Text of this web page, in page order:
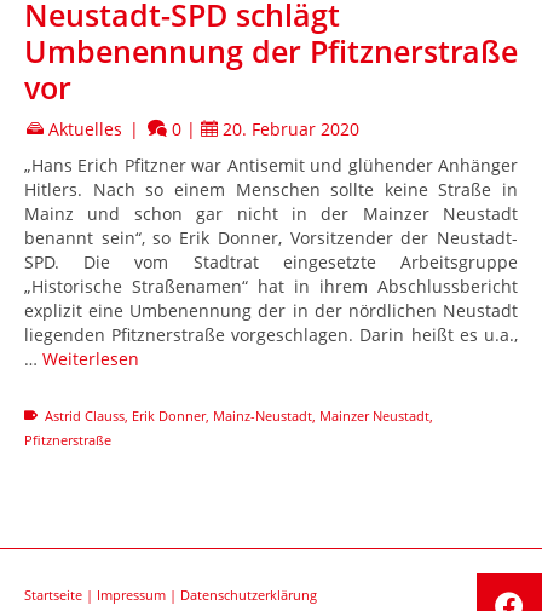
Neustadt-SPD schlägt
Umbenennung der Pfitznerstraße
vor
Aktuelles | 0 |
20. Februar 2020
„Hans Erich Pfitzner war Antisemit und glühender Anhänger
Hitlers. Nach so einem Menschen sollte keine Straße in
Mainz und schon gar nicht in der Mainzer Neustadt
benannt sein“, so Erik Donner, Vorsitzender der Neustadt-
SPD. Die vom Stadtrat eingesetzte Arbeitsgruppe
„Historische Straßenamen“ hat in ihrem Abschlussbericht
explizit eine Umbenennung der in der nördlichen Neustadt
liegenden Pfitznerstraße vorgeschlagen. Darin heißt es u.a.,
… Weiterlesen
Astrid Clauss Erik Donner, Mainz-Neustadt Mainzer Neustadt
Pfitznerstraße
Startseite | Impressum | Datenschutzerklärung